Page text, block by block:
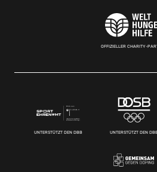
OFFIZIELLER CHARITY-
UNTERSTÜTZT DEN DBB UNTERSTÜTZT DEN